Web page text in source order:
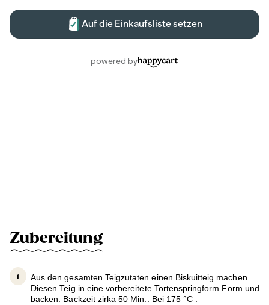
Zubereitung
Aus den gesamten Teigzutaten einen Biskuitteig machen.
Diesen Teig in eine vorbereitete Tortenspringform Form und
backen. Backzeit zirka 50 Min.. Bei 175 °C .